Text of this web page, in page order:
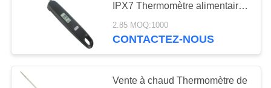
VISITE
31
IPX7 Thermomètre alimentaire
LCD numérique rétroéclairage
pour cuisson
2.85 MOQ:1000
CONTACTEZ-NOUS
Vente à chaud Thermomètre de